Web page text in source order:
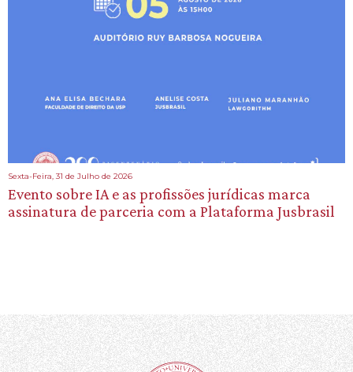
Sexta-Feira, 31 de Julho de 2026
Evento sobre IA e as profissões jurídicas marca
assinatura de parceria com a Plataforma Jusbrasil